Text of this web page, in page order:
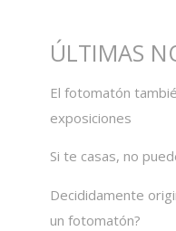
ÚLTIMAS
El fotomatón
exposiciones
Si te casas, no
Decididamente
un fotomatón?